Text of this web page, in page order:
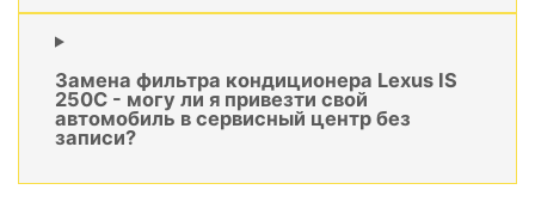
Замена фильтра кондиционера Lexus IS
250C - могу ли я привезти свой
автомобиль в сервисный центр без
записи?